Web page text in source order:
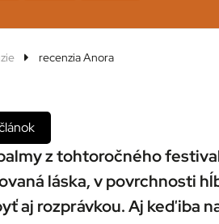
recenzia Anora
z tohtoročného
láska, v povrchnosti
aj rozprávkou. Aj keď iba